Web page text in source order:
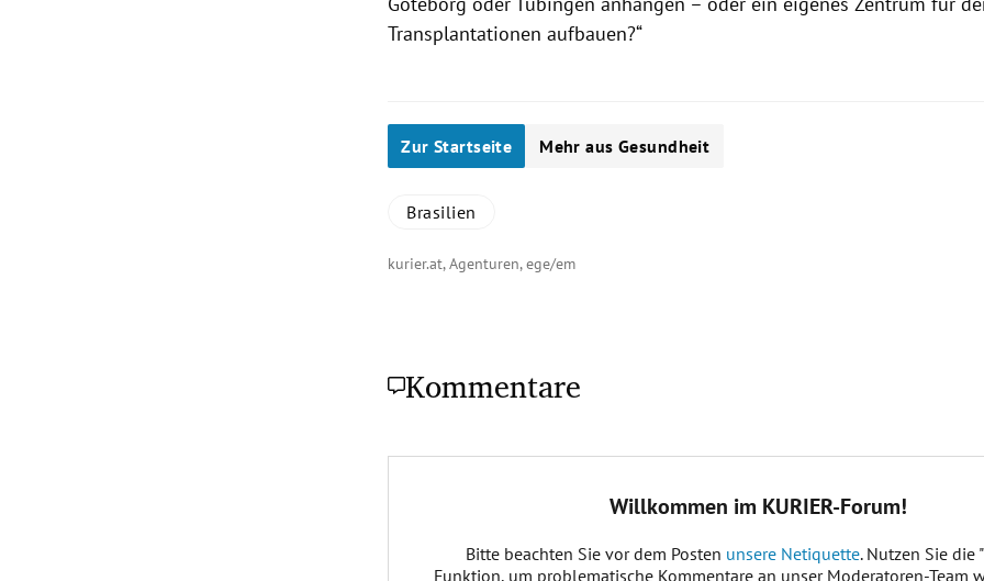
Transplantationen aufbauen?“
Zur Startseite Mehr aus Gesundheit
Brasilien
kurier.at, Agenturen, ege/em
Kommentare